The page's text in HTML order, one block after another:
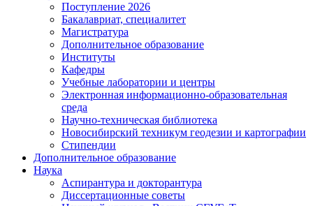
Поступление 2026
Бакалавриат, специалитет
Магистратура
Дополнительное образование
Институты
Кафедры
Учебные лаборатории и центры
Электронная информационно-образовательная
среда
Научно-техническая библиотека
Новосибирский техникум геодезии и картографии
Стипендии
Дополнительное образование
Наука
Аспирантура и докторантура
Диссертационные советы